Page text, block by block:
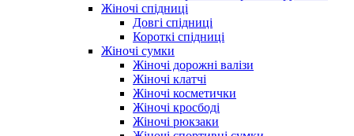
Жіночі спідниці
Довгі спідниці
Короткі спідниці
Жіночі сумки
Жіночі дорожні валізи
Жіночі клатчі
Жіночі косметички
Жіночі кросбоді
Жіночі рюкзаки